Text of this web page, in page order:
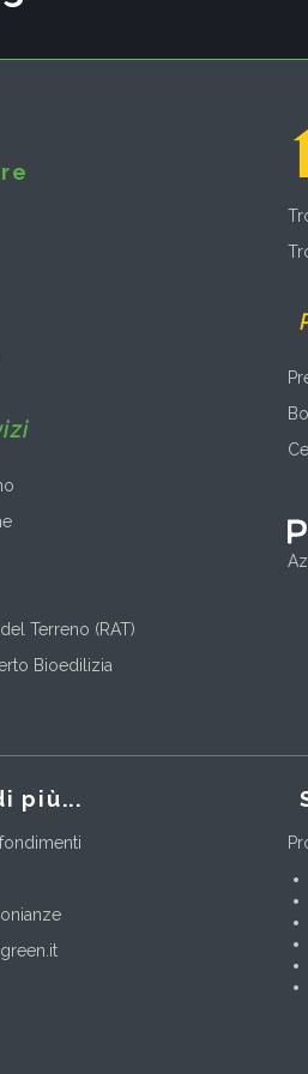
Terreno (RAT)
Bioedilizia
più...